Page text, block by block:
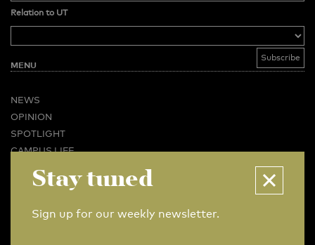
Relation to UT
MENU
NEWS
OPINION
SPOTLIGHT
CAMPUS LIFE
BUSINESS & CAREER
Stay tuned
Sign up for our weekly newsletter.